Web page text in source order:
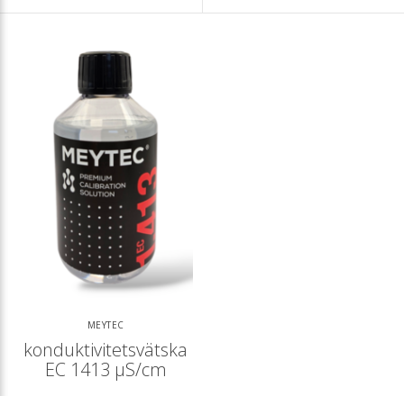
MEYTEC
konduktivitetsvätska
EC 1413 µS/cm